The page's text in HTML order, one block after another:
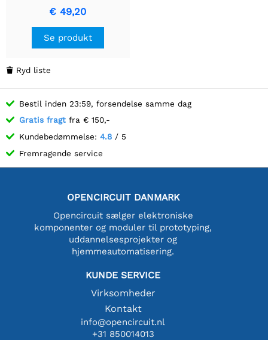
€ 49,20
Se produkt
 Ryd liste
Bestil inden 23:59, forsendelse samme dag
Gratis fragt fra € 150,-
Kundebedømmelse: 4.8 / 5
Fremragende service
OPENCIRCUIT DANMARK
Opencircuit sælger elektroniske
komponenter og moduler til prototyping,
uddannelsesprojekter og
hjemmeautomatisering.
KUNDE SERVICE
Virksomheder
Kontakt
info@opencircuit.nl
+31 850014013